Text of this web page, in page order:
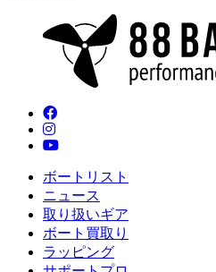
ボートリスト
ニュース
取り扱いギア
ボート買取り
ラッピング